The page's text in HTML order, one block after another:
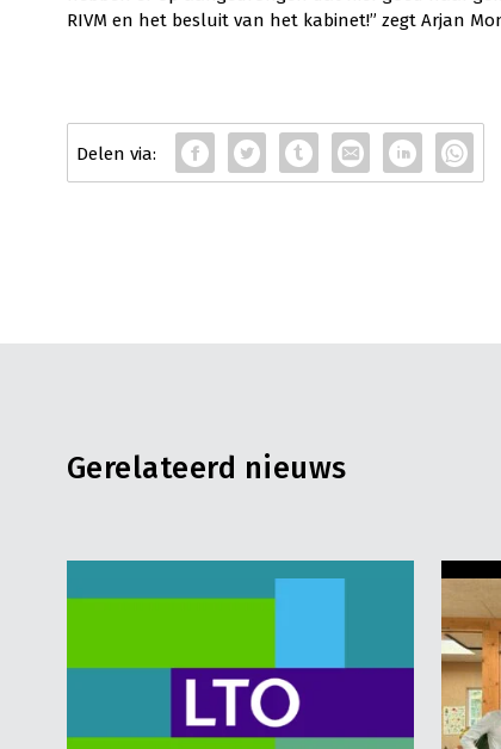
RIVM en het besluit van het kabinet!” zegt Arjan
Gerelateerd nieuws